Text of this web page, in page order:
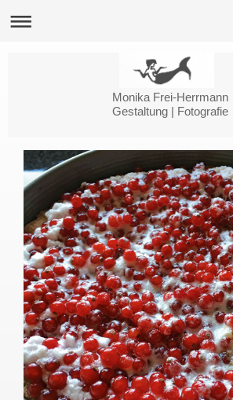
Monika Frei-Herrmann
Gestaltung | Fotografie